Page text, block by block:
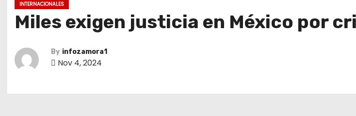
INTERNACIONALES
Miles exigen justicia en México por
By infozamora1
Nov 4, 2024